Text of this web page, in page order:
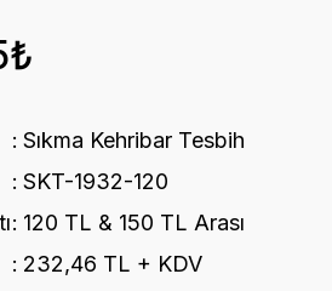
Sıkma Kehribar Tesbih
SKT-1932-120
120 TL & 150 TL Arası
232,46 TL + KDV